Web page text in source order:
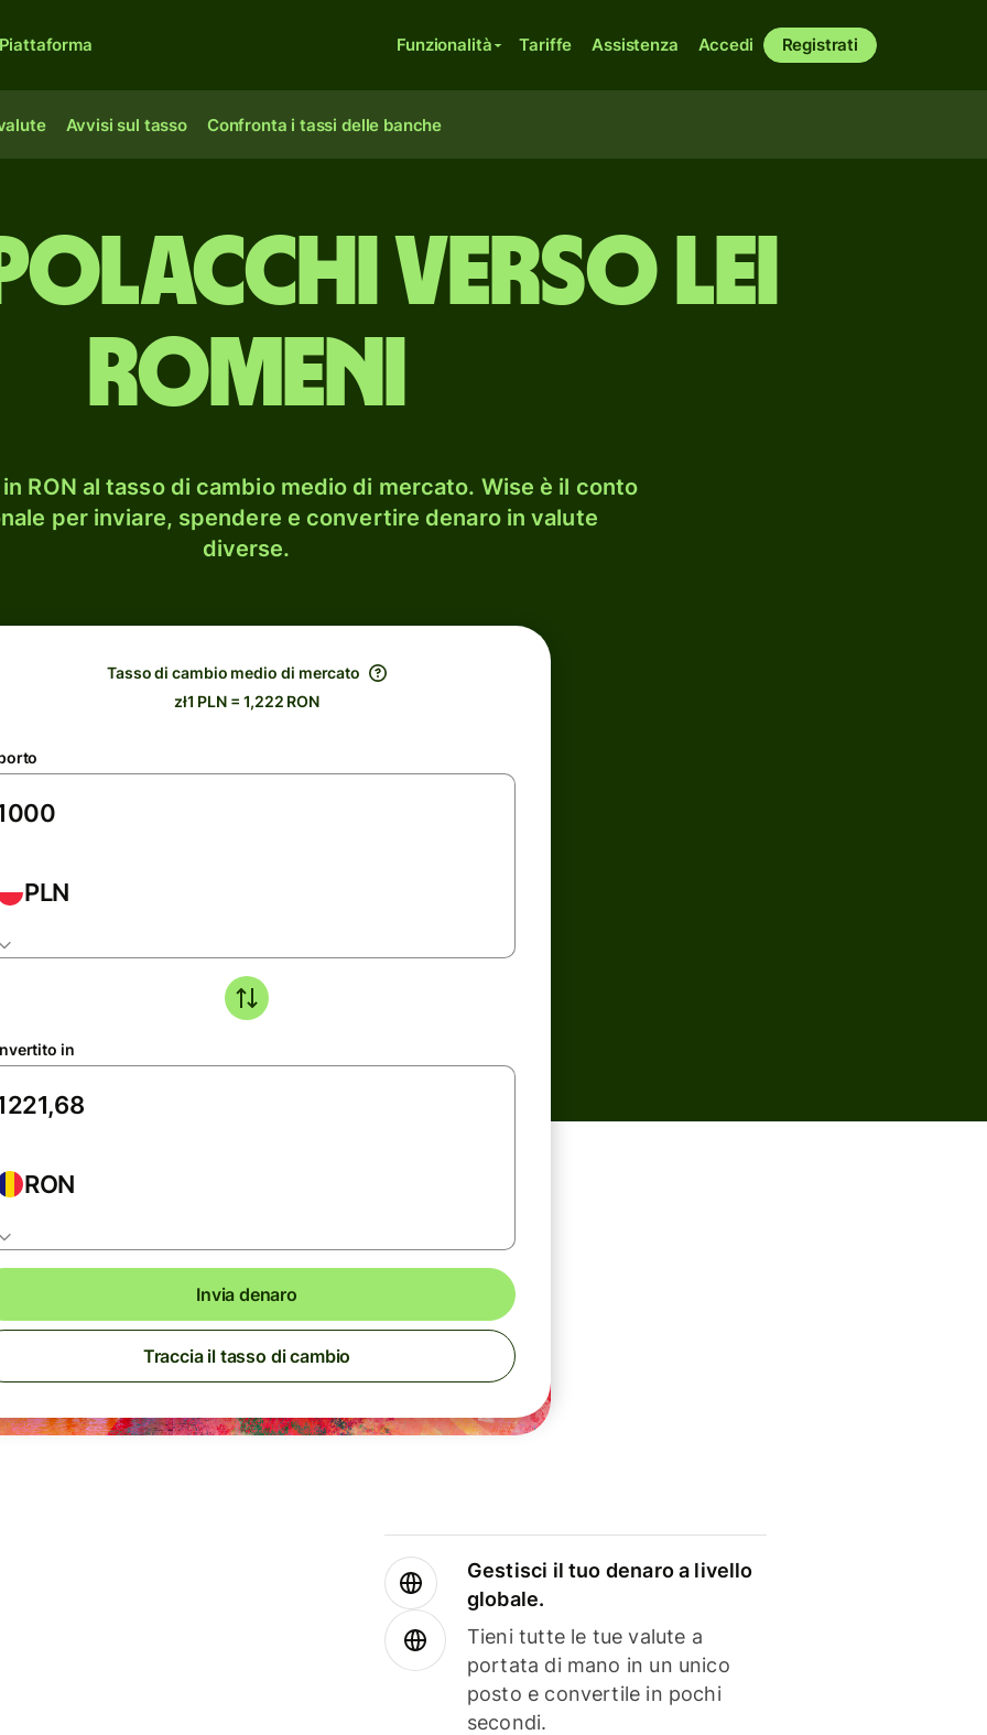
Funzionalità Tariffe Assistenza Accedi Registrati
Avvisi sul tasso Confronta i tassi delle banche
verso lei
romeni
RON al tasso di cambio medio di mercato. Wise è il conto
per inviare, spendere e convertire denaro in valute
diverse.
Tasso di cambio medio di mercato
zł1 PLN = 1,222 RON
PLN
in
RON
Invia denaro
Traccia il tasso di cambio
Gestisci il tuo denaro a livello
globale.
Tieni tutte le tue valute a
portata di mano in un unico
posto e convertile in pochi
secondi.